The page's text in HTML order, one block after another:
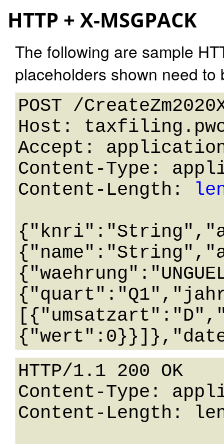
HTTP + X-MSGPACK
The following are sample
placeholders shown need
POST /
Host:
Accept:
Content-Type:
Content-Length:
HTTP/1.1 200 OK
Content-Type:
Content-Length: